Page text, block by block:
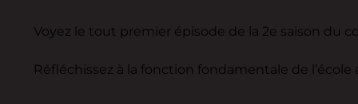
Voyez le tout premier épisode de la 2e saison du
Réfléchissez à la fonction fondamentale de